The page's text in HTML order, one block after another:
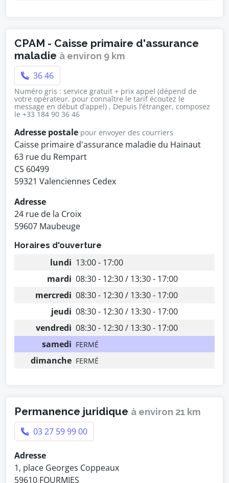
CPAM - Caisse primaire d'assurance
maladie à environ 9 km
36 46
Numéro gris : service gratuit + prix appel (dépend de
votre opérateur, pour connaître le tarif écoutez le
message en début d’appel) , Depuis l’étranger, composez
le +33 184 90 36 46
Adresse postale pour envoyer des courriers
Caisse primaire d'assurance maladie du Hainaut
63 rue du Rempart
CS 60499
59321 Valenciennes Cedex
Adresse
24 rue de la Croix
59607 Maubeuge
Horaires d'ouverture
lundi 13:00 - 17:00
mardi 08:30 - 12:30 / 13:30 - 17:00
mercredi 08:30 - 12:30 / 13:30 - 17:00
jeudi 08:30 - 12:30 / 13:30 - 17:00
vendredi 08:30 - 12:30 / 13:30 - 17:00
samedi FERMÉ
dimanche FERMÉ
Permanence juridique à environ 21 km
03 27 59 99 00
Adresse
1, place Georges Coppeaux
59610 FOURMIES